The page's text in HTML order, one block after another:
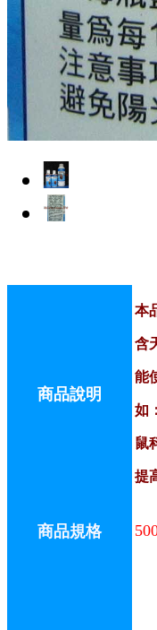
商品說明
本
含
能
如
鼠
提
商品規格